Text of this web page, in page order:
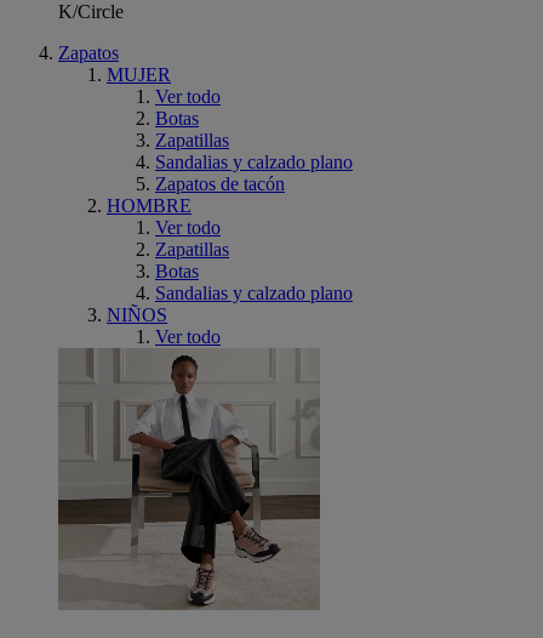
K/Circle
Zapatos
MUJER
Ver todo
Botas
Zapatillas
Sandalias y calzado plano
Zapatos de tacón
HOMBRE
Ver todo
Zapatillas
Botas
Sandalias y calzado plano
NIÑOS
Ver todo